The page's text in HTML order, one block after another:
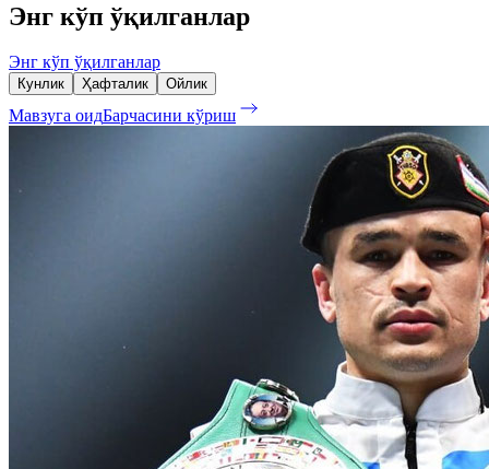
Энг кўп ўқилганлар
Энг кўп ўқилганлар
Кунлик Ҳафталик Ойлик
Мавзуга оидБарчасини кўриш